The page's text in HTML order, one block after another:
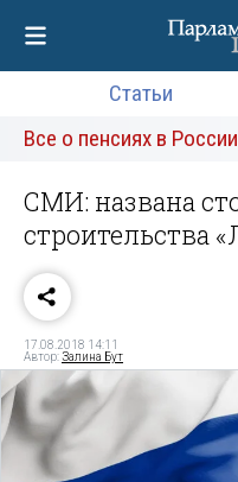
Статьи
Все о пенсиях в России
СМИ: названа
строительства
17.08.2018 14:11
Автор:Залина Бут